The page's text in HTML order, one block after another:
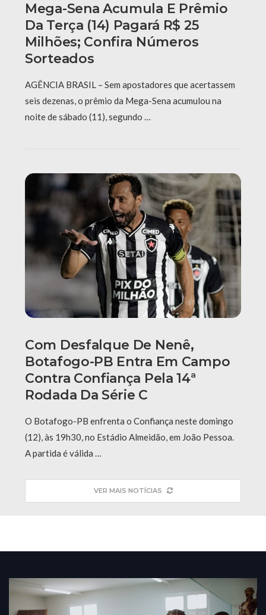
Mega-Sena Acumula E Prêmio
Da Terça (14) Pagará R$ 25
Milhões; Confira Números
Sorteados
AGÊNCIA BRASIL – Sem apostadores que acertassem
seis dezenas, o prêmio da Mega-Sena acumulou na
noite de sábado (11), segundo …
Com Desfalque De Nenê,
Botafogo-PB Entra Em Campo
Contra Confiança Pela 14ª
Rodada Da Série C
O Botafogo-PB enfrenta o Confiança neste domingo
(12), às 19h30, no Estádio Almeidão, em João Pessoa.
A partida é válida …
VER MAIS NOTÍCIAS